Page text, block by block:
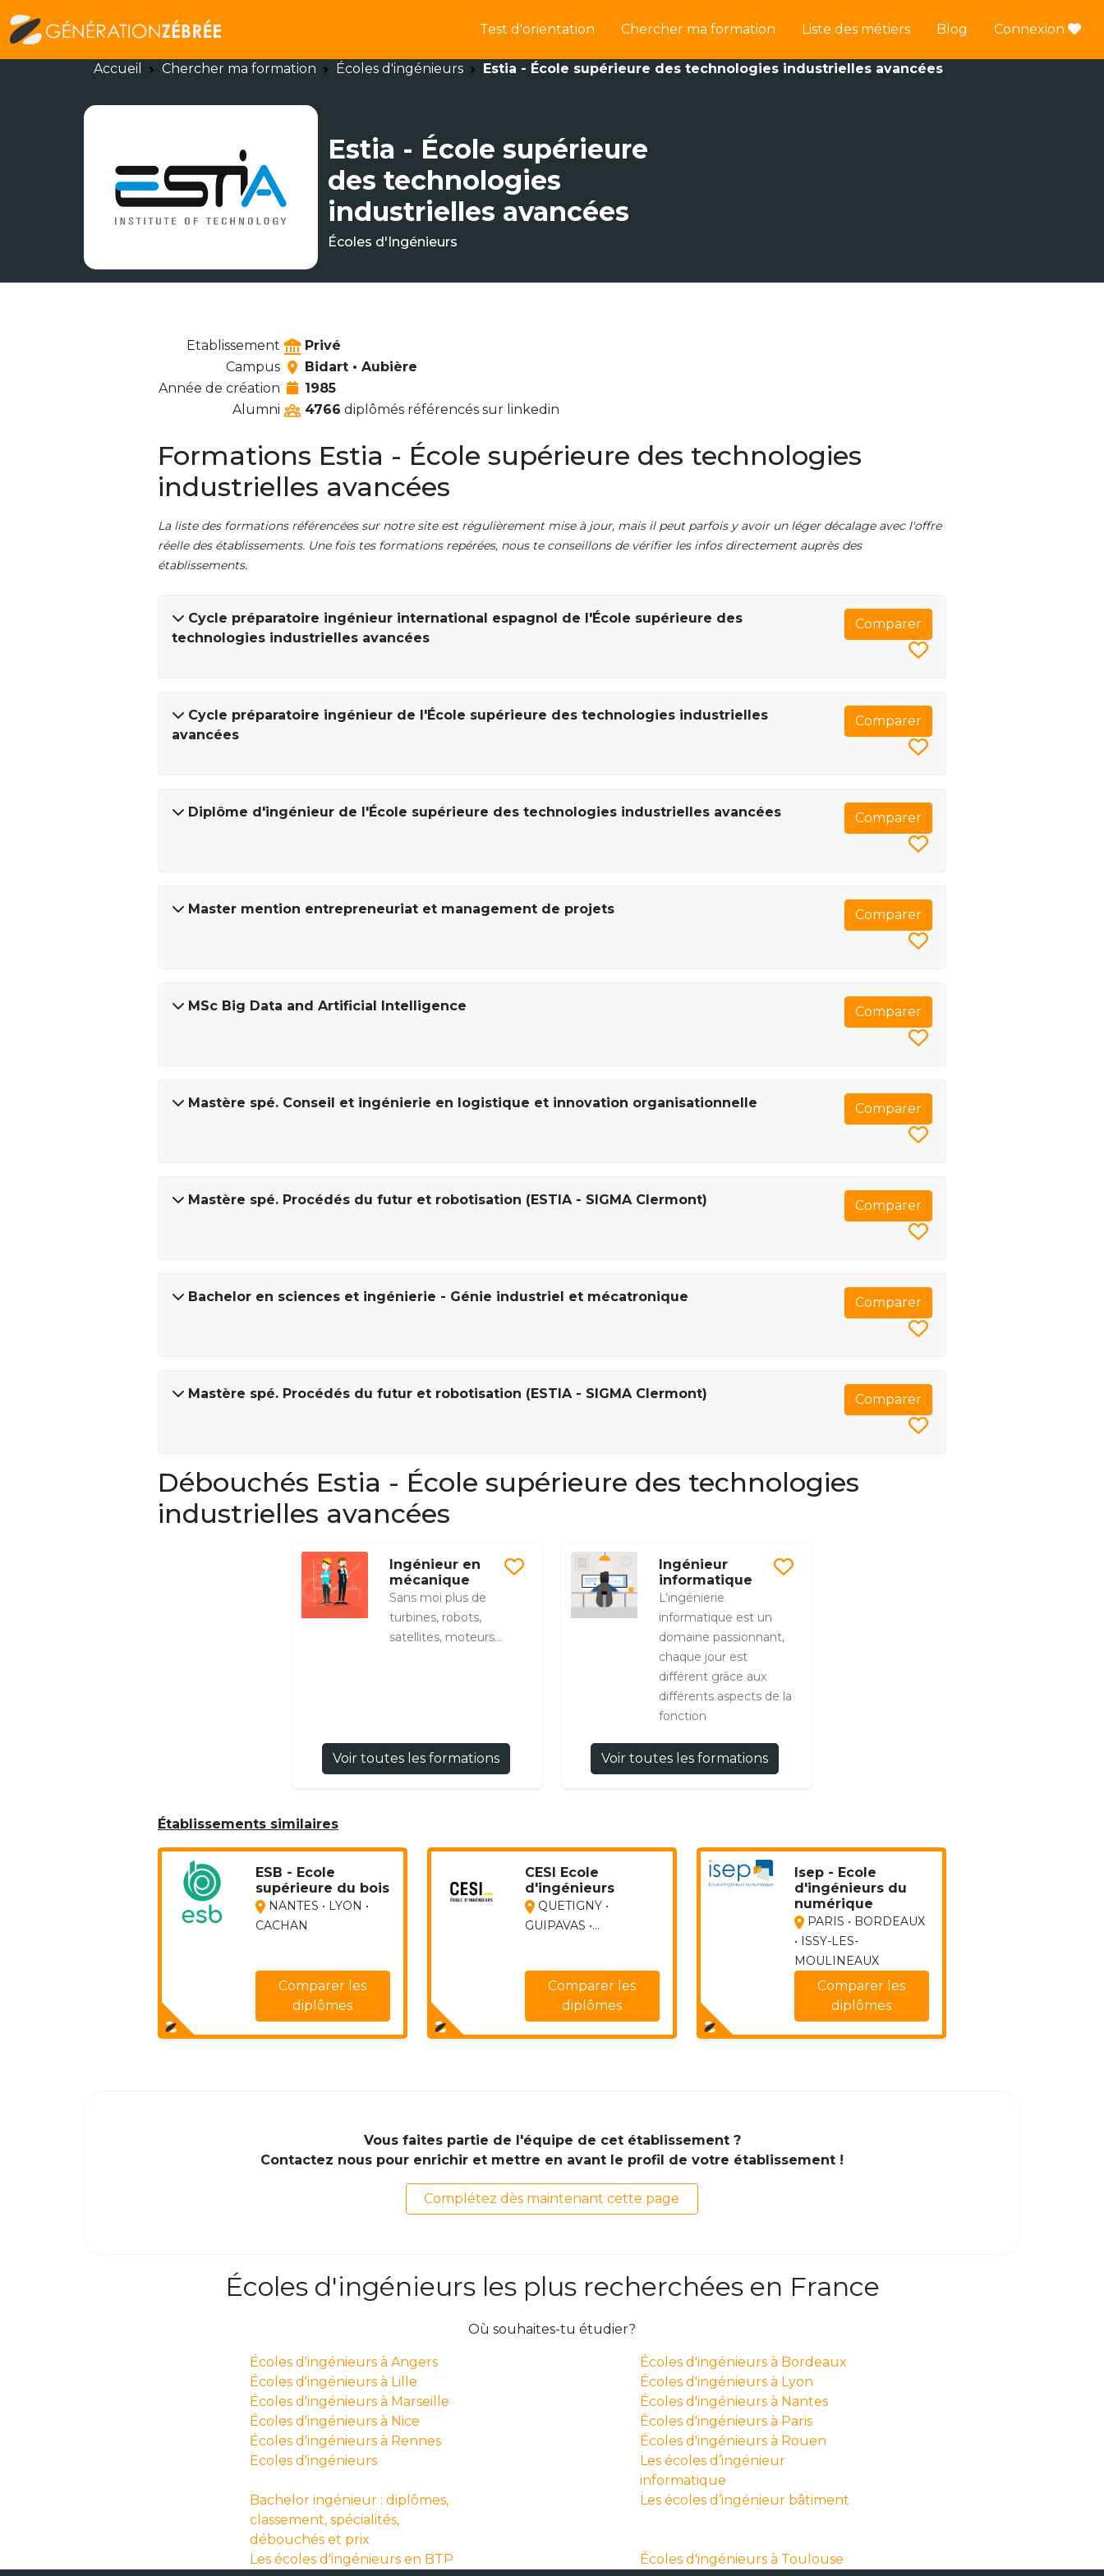
Test d'orientation Chercher ma formation Liste des métiers Blog Connexion
Accueil Chercher ma formation Écoles d'ingénieurs Estia - École supérieure des technologies industrielles avancées
Estia - École supérieure
des technologies
industrielles avancées
Écoles d'Ingénieurs
Etablissement
Privé
Campus
Bidart • Aubière
Année de création
1985
Alumni
4766 diplômés référencés sur linkedin
Formations Estia - École supérieure des technologies
industrielles avancées
La liste des formations référencées sur notre site est régulièrement mise à jour, mais il peut parfois y avoir un léger décalage avec l'offre
réelle des établissements. Une fois tes formations repérées, nous te conseillons de vérifier les infos directement auprès des
établissements.
Cycle préparatoire ingénieur international espagnol de l'École supérieure des
technologies industrielles avancées
Comparer
Cycle préparatoire ingénieur de l'École supérieure des technologies industrielles
avancées
Comparer
Diplôme d'ingénieur de l'École supérieure des technologies industrielles avancées Comparer
Master mention entrepreneuriat et management de projets Comparer
MSc Big Data and Artificial Intelligence Comparer
Mastère spé. Conseil et ingénierie en logistique et innovation organisationnelle Comparer
Mastère spé. Procédés du futur et robotisation (ESTIA - SIGMA Clermont) Comparer
Bachelor en sciences et ingénierie - Génie industriel et mécatronique Comparer
Mastère spé. Procédés du futur et robotisation (ESTIA - SIGMA Clermont) Comparer
Débouchés Estia - École supérieure des technologies
industrielles avancées
Ingénieur en
mécanique
Sans moi plus de
turbines, robots,
satellites, moteurs...
Voir toutes les formations
Ingénieur
informatique
L’ingénierie
informatique est un
domaine passionnant,
chaque jour est
différent grâce aux
différents aspects de la
fonction
Voir toutes les formations
Établissements similaires
ESB - Ecole
supérieure du bois
NANTES • LYON •
CACHAN
Comparer les
diplômes
CESI Ecole
d'ingénieurs
QUETIGNY •
GUIPAVAS •...
Comparer les
diplômes
Isep - Ecole
d'ingénieurs du
numérique
PARIS • BORDEAUX
• ISSY-LES-
MOULINEAUX
Comparer les
diplômes
Vous faites partie de l'équipe de cet établissement ?
Contactez nous pour enrichir et mettre en avant le profil de votre établissement !
Complétez dès maintenant cette page
Écoles d'ingénieurs les plus recherchées en France
Où souhaites-tu étudier?
Écoles d'ingénieurs à Angers
Écoles d'ingénieurs à Bordeaux
Écoles d'ingénieurs à Lille
Écoles d'ingénieurs à Lyon
Écoles d'ingénieurs à Marseille
Écoles d'ingénieurs à Nantes
Écoles d'ingénieurs à Nice
Écoles d'ingénieurs à Paris
Écoles d'ingénieurs à Rennes
Écoles d'ingénieurs à Rouen
Ecoles d'ingénieurs
Les écoles d’ingénieur
informatique
Bachelor ingénieur : diplômes,
classement, spécialités,
débouchés et prix
Les écoles d’ingénieur bâtiment
Les écoles d'ingénieurs en BTP Écoles d'ingénieurs à Toulouse